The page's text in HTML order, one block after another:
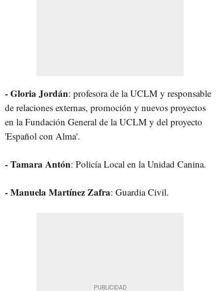
- Gloria Jordán: profesora de la UCLM y responsable
de relaciones externas, promoción y nuevos proyectos
en la Fundación General de la UCLM y del proyecto
'Español con Alma'.
- Tamara Antón: Policía Local en la Unidad Canina.
- Manuela Martínez Zafra: Guardia Civil.